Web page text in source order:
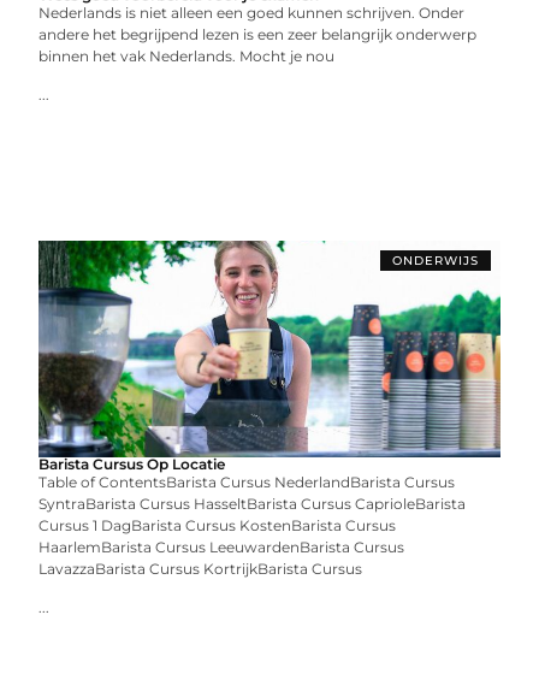
Nederlands is niet alleen een goed kunnen schrijven. Onder
andere het begrijpend lezen is een zeer belangrijk onderwerp
binnen het vak Nederlands. Mocht je nou
...
ONDERWIJS
Barista Cursus Op Locatie
Table of ContentsBarista Cursus NederlandBarista Cursus
SyntraBarista Cursus HasseltBarista Cursus CaprioleBarista
Cursus 1 DagBarista Cursus KostenBarista Cursus
HaarlemBarista Cursus LeeuwardenBarista Cursus
LavazzaBarista Cursus KortrijkBarista Cursus
...